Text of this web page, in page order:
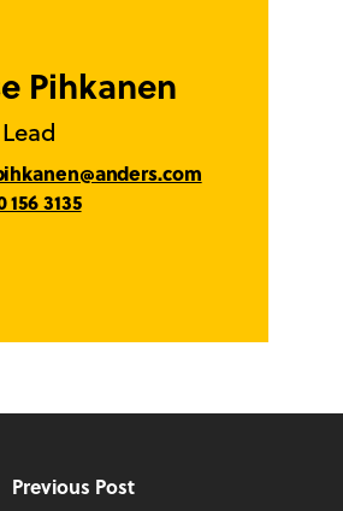
Pihkanen
156 3135
Previous Post